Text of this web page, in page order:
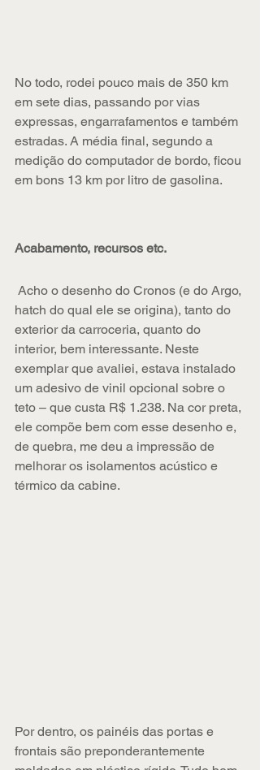
No todo, rodei pouco mais de 350 km
em sete dias, passando por vias
expressas, engarrafamentos e também
estradas. A média final, segundo a
medição do computador de bordo, ficou
em bons 13 km por litro de gasolina.
Acabamento, recursos etc.
hatch do qual ele se origina), tanto do
exterior da carroceria, quanto do
interior, bem interessante. Neste
exemplar que avaliei, estava instalado
um adesivo de vinil opcional sobre o
teto – que custa R$ 1.238. Na cor preta,
ele compõe bem com esse desenho e,
de quebra, me deu a impressão de
melhorar os isolamentos acústico e
térmico da cabine.
Por dentro, os painéis das portas e
frontais são preponderantemente